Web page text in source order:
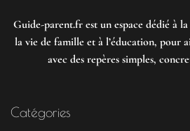
Guide-parent.fr est un espace dédié à
la vie de famille et à l’éducation, pour
avec des repères simples,
Catégories